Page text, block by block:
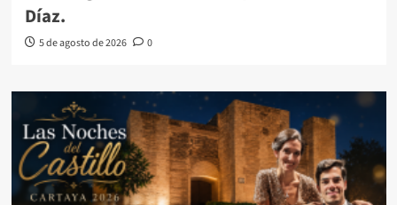
Díaz.
5 de agosto de 2026 0